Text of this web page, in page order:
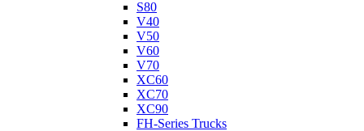
S80
V40
V50
V60
V70
XC60
XC70
XC90
FH-Series Trucks